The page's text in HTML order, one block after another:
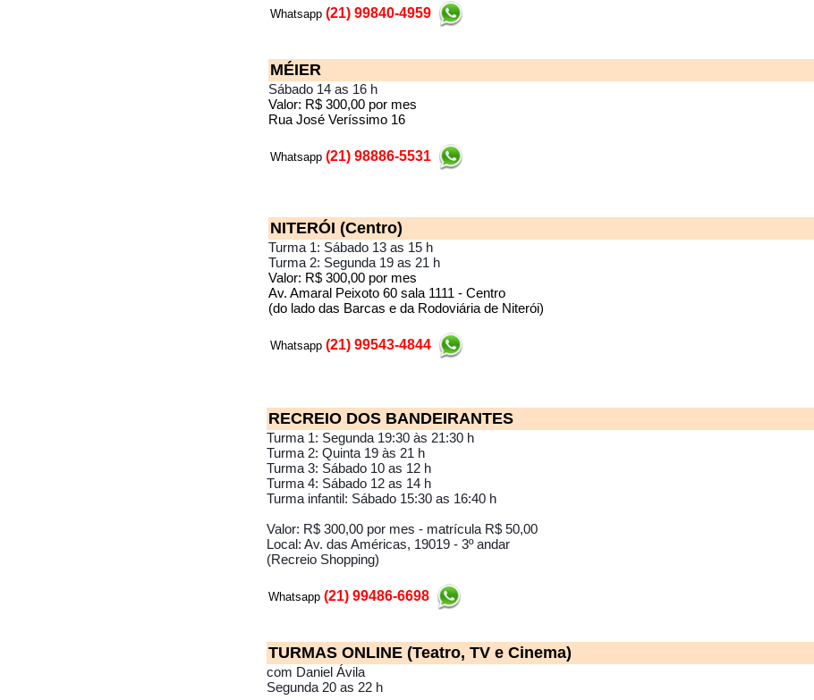
Whatsapp (21) 99840-4959
MÉIER
Sábado 14 as 16 h
Valor: R$ 300,00 por mes
Rua José Veríssimo 16
Whatsapp (21) 98886-5531
NITERÓI (Centro)
Turma 1: Sábado 13 as 15 h
Turma 2: Segunda 19 as 21 h
Valor: R$ 300,00 por mes
Av. Amaral Peixoto 60 sala 1111 - Centro
(do lado das Barcas e da Rodoviária de Niterói)
Whatsapp (21) 99543-4844
RECREIO DOS BANDEIRANTES
Turma 1: Segunda 19:30 às 21:30 h
Turma 2: Quinta 19 às 21 h
Turma 3: Sábado 10 as 12 h
Turma 4: Sábado 12 as 14 h
Turma infantil: Sábado 15:30 as 16:40 h
Valor: R$ 300,00 por mes - matrícula R$ 50,00
Local: Av. das Américas, 19019 - 3º andar
(Recreio Shopping)
Whatsapp (21) 99486-6698
TURMAS ONLINE (Teatro, TV e Cinema)
com Daniel Ávila
Segunda 20 as 22 h